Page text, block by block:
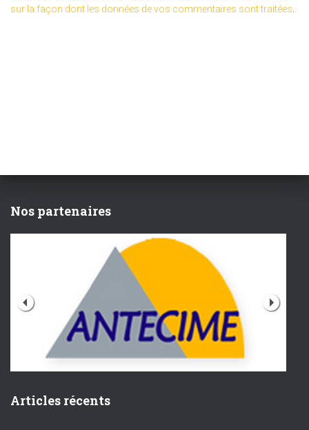
sur la façon dont les données de vos commentaires sont traitées
Nos partenaires
Articles récents